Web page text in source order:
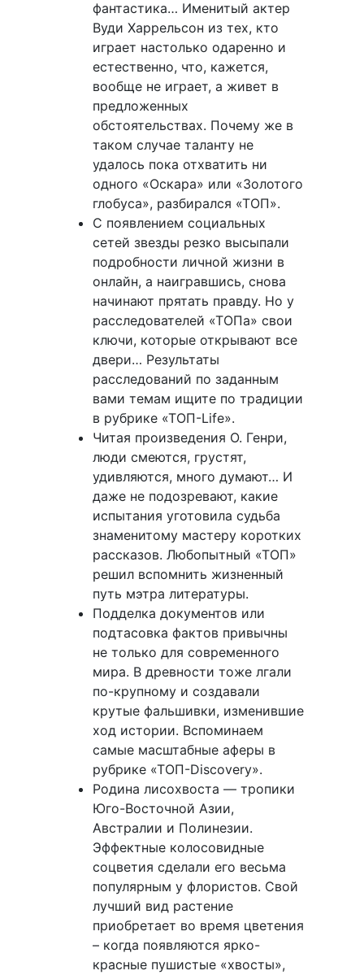
фантастика… Именитый актер
Вуди Харрельсон из тех, кто
играет настолько одаренно и
естественно, что, кажется,
вообще не играет, а живет в
предложенных
обстоятельствах. Почему же в
таком случае таланту не
удалось пока отхватить ни
одного «Оскара» или «Золотого
глобуса», разбирался «ТОП».
С появлением социальных
сетей звезды резко высыпали
подробности личной жизни в
онлайн, а наигравшись, снова
начинают прятать правду. Но у
расследователей «ТОПа» свои
ключи, которые открывают все
двери… Результаты
расследований по заданным
вами темам ищите по традиции
в рубрике «ТОП-Life».
Читая произведения О. Генри,
люди смеются, грустят,
удивляются, много думают… И
даже не подозревают, какие
испытания уготовила судьба
знаменитому мастеру коротких
рассказов. Любопытный «ТОП»
решил вспомнить жизненный
путь мэтра литературы.
Подделка документов или
подтасовка фактов привычны
не только для современного
мира. В древности тоже лгали
по-крупному и создавали
крутые фальшивки, изменившие
ход истории. Вспоминаем
самые масштабные аферы в
рубрике «ТОП-Discovery».
Родина лисохвоста — тропики
Юго-Восточной Азии,
Австралии и Полинезии.
Эффектные колосовидные
соцветия сделали его весьма
популярным у флористов. Свой
лучший вид растение
приобретает во время цветения
– когда появляются ярко-
красные пушистые «хвосты»,